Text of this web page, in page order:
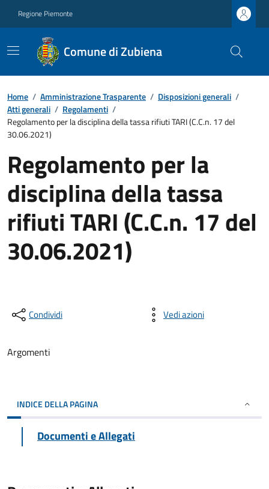
Regione Piemonte
Comune di Zubiena
Home / Amministrazione Trasparente / Disposizioni generali /
Atti generali / Regolamenti /
Regolamento per la disciplina della tassa rifiuti TARI (C.C.n. 17 del
30.06.2021)
Regolamento per la
disciplina della tassa
rifiuti TARI (C.C.n. 17 del
30.06.2021)
Condividi Vedi azioni
Argomenti
INDICE DELLA PAGINA
Documenti e Allegati